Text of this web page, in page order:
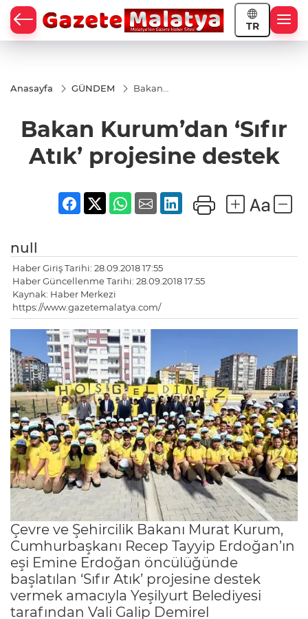
TR
Anasayfa GÜNDEM
Bakan
destek
Bakan Kurum’dan ‘Sıfır
Atık’ projesine destek
null
Haber Giriş Tarihi: 28.09.2018 17:55
Haber Güncellenme Tarihi: 28.09.2018 17:55
Kaynak: Haber Merkezi
https://www.gazetemalatya.com/
Çevre ve Şehircilik Bakanı Murat Kurum,
Cumhurbaşkanı Recep Tayyip Erdoğan’ın
eşi Emine Erdoğan öncülüğünde
başlatılan ‘Sıfır Atık’ projesine destek
vermek amacıyla Yeşilyurt Belediyesi
tarafından Vali Galip Demirel